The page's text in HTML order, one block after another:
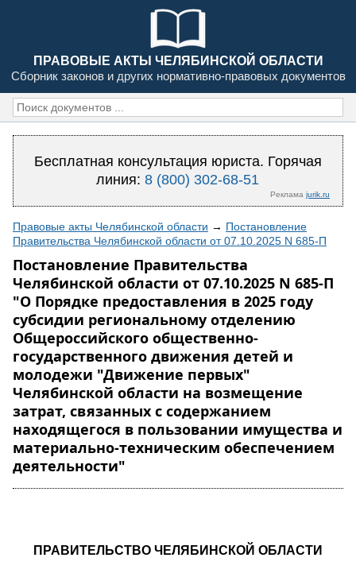
ПРАВОВЫЕ АКТЫ ЧЕЛЯБИНСКОЙ ОБЛАСТИ
Сборник законов и других нормативно-правовых документов
Бесплатная консультация юриста. Горячая
линия:8 (800) 302-68-51
Реклама jurik.ru
Правовые акты Челябинской области → Постановление
Правительства Челябинской области от 07.10.2025 N 685-П
Постановление Правительства
Челябинской области от 07.10.2025 N 685-П
"О Порядке предоставления в 2025 году
субсидии региональному отделению
Общероссийского общественно-
государственного движения детей и
молодежи "Движение первых"
Челябинской области на возмещение
затрат, связанных с содержанием
находящегося в пользовании имущества и
материально-техническим обеспечением
деятельности"
ПРАВИТЕЛЬСТВО ЧЕЛЯБИНСКОЙ ОБЛАСТИ